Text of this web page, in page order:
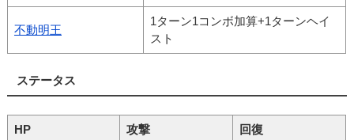
不動明王
1ターン1コンボ加算+1ターンヘイ
スト
ステータス
HP 攻撃 回復